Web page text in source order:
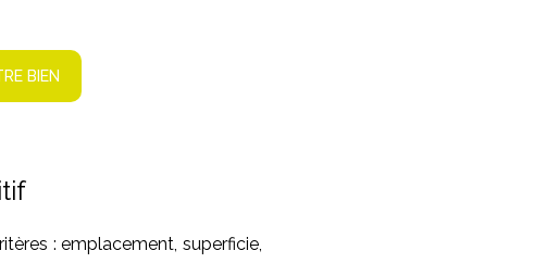
BIEN
: emplacement, superficie,